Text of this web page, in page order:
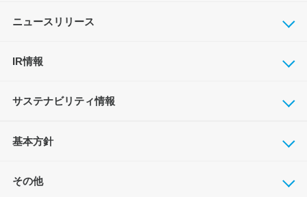
ニュースリリース
IR情報
サステナビリティ情報
基本方針
その他